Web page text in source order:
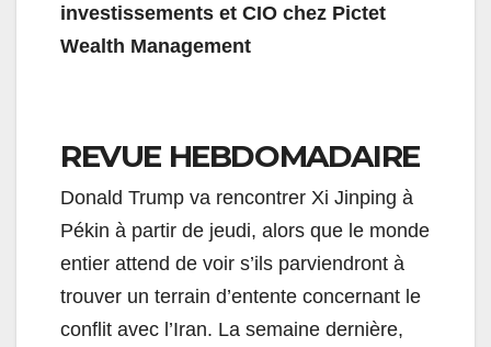
investissements et CIO chez Pictet
Wealth Management
REVUE HEBDOMADAIRE
Donald Trump va rencontrer Xi Jinping à
Pékin à partir de jeudi, alors que le monde
entier attend de voir s’ils parviendront à
trouver un terrain d’entente concernant le
conflit avec l’Iran. La semaine dernière,